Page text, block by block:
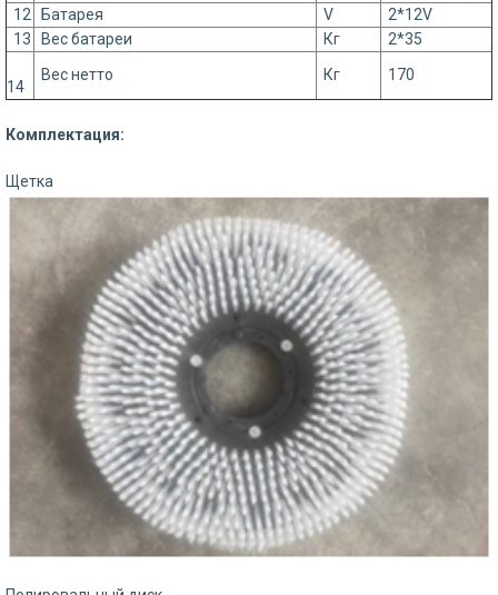
12
Батарея V
2*12V
13
Вес батареи Кг 2*35
14
Вес нетто Кг 170
Комплектация:
Щетка